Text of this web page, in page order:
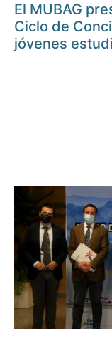
El MUBAG
Ciclo de
jóvenes